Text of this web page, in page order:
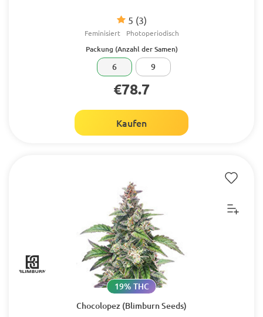
5 (3)
Feminisiert Photoperiodisch
Packung (Anzahl der Samen)
6 9
€78.7
Kaufen
Chocolopez (Blimburn Seeds)
19% THC